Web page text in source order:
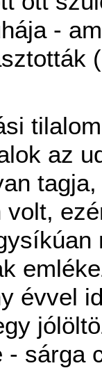
-
az
volt,
évvel
- sárga